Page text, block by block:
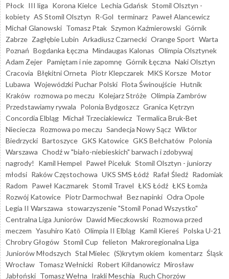
Płock III liga Korona Kielce Lechia Gdańsk Stomil Olsztyn -
kobiety AS Stomil Olsztyn R-Gol terminarz Paweł Alancewicz
Michał Glanowski Tomasz Ptak Szymon Kaźmierowski Górnik
Zabrze Zagłębie Lubin Arkadiusz Czarnecki Orange Sport Warta
Poznań Bogdanka Łęczna Mindaugas Kalonas Olimpia Olsztynek
Adam Zejer Pamiętam i nie zapomnę Górnik Łęczna Naki Olsztyn
Cracovia Błękitni Orneta Piotr Klepczarek MKS Korsze Motor
Lubawa Wojewódzki Puchar Polski Flota Świnoujście Hutnik
Kraków rozmowa po meczu Kolejarz Stróże Olimpia Zambrów
Przedstawiamy rywala Polonia Bydgoszcz Granica Kętrzyn
Concordia Elbląg Michał Trzeciakiewicz Termalica Bruk-Bet
Nieciecza Rozmowa po meczu Sandecja Nowy Sącz Wiktor
Biedrzycki Bartoszyce GKS Katowice GKS Bełchatów Polonia
Warszawa Chodź w "biało-niebieskich" barwach i zdobywaj
nagrody!
Kamil Hempel Paweł Piceluk Stomil Olsztyn - juniorzy
młodsi Raków Częstochowa UKS SMS Łódź Rafał Śledź Radomiak
Radom Paweł Kaczmarek Stomil Travel ŁKS Łódź ŁKS Łomża
Rozwój Katowice Piotr Darmochwał Bez napinki Odra Opole
Legia II Warszawa stowarzyszenie "Stomil Ponad Wszystko"
Centralna Liga Juniorów Dawid Mieczkowski Rozmowa przed
meczem Yasuhiro Katō Olimpia II Elbląg Kamil Kiereś Polska U-21
Chrobry Głogów Stomil Cup felieton Makroregionalna Liga
Juniorów Młodszych Stal Mielec (S)krytym okiem komentarz Śląsk
Wrocław Tomasz Wełnicki Robert Kiłdanowicz Mirosław
Jabłoński Tomasz Wełna Irakli Meschia Ruch Chorzów